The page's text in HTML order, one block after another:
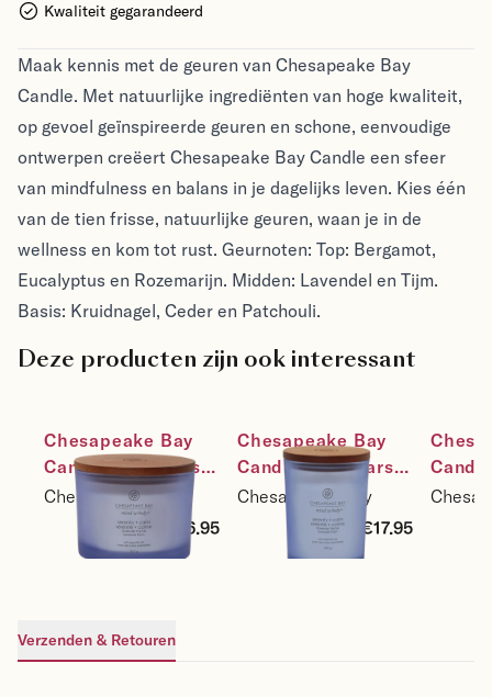
Kwaliteit gegarandeerd
Maak kennis met de geuren van Chesapeake Bay
Candle. Met natuurlijke ingrediënten van hoge kwaliteit,
op gevoel geïnspireerde geuren en schone, eenvoudige
ontwerpen creëert Chesapeake Bay Candle een sfeer
van mindfulness en balans in je dagelijks leven. Kies één
van de tien frisse, natuurlijke geuren, waan je in de
wellness en kom tot rust. Geurnoten: Top: Bergamot,
Eucalyptus en Rozemarijn. Midden: Lavendel en Tijm.
Basis: Kruidnagel, Ceder en Patchouli.
Deze producten zijn ook interessant
Chesapeake Bay
Candle Sojakaars
Serenity & Calm -
Lavender Thyme -
maat 3-wick
Chesapeake Bay
€26.95
Chesapeake Bay
Candle Sojakaars
Serenity & Calm -
Lavender Thyme -
maat medium
Chesapeake Bay
€17.95
Verzenden & Retouren